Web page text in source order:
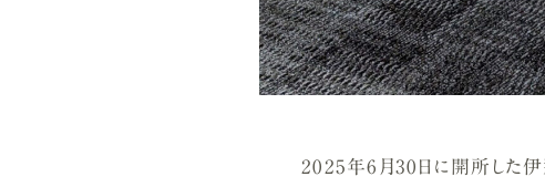
2025年6月30日に開所した